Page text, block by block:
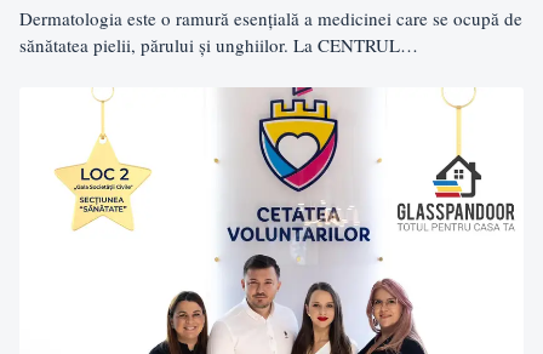
Dermatologia este o ramură esențială a medicinei care se ocupă de
sănătatea pielii, părului și unghiilor. La CENTRUL…